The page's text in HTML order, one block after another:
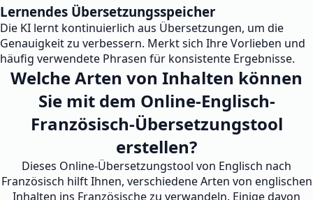
Lernendes Übersetzungsspeicher
Die KI lernt kontinuierlich aus Übersetzungen, um die
Genauigkeit zu verbessern. Merkt sich Ihre Vorlieben und
häufig verwendete Phrasen für konsistente Ergebnisse.
Welche Arten von Inhalten können
Sie mit dem Online-Englisch-
Französisch-Übersetzungstool
erstellen?
Dieses Online-Übersetzungstool von Englisch nach
Französisch hilft Ihnen, verschiedene Arten von englischen
Inhalten ins Französische zu verwandeln. Einige davon